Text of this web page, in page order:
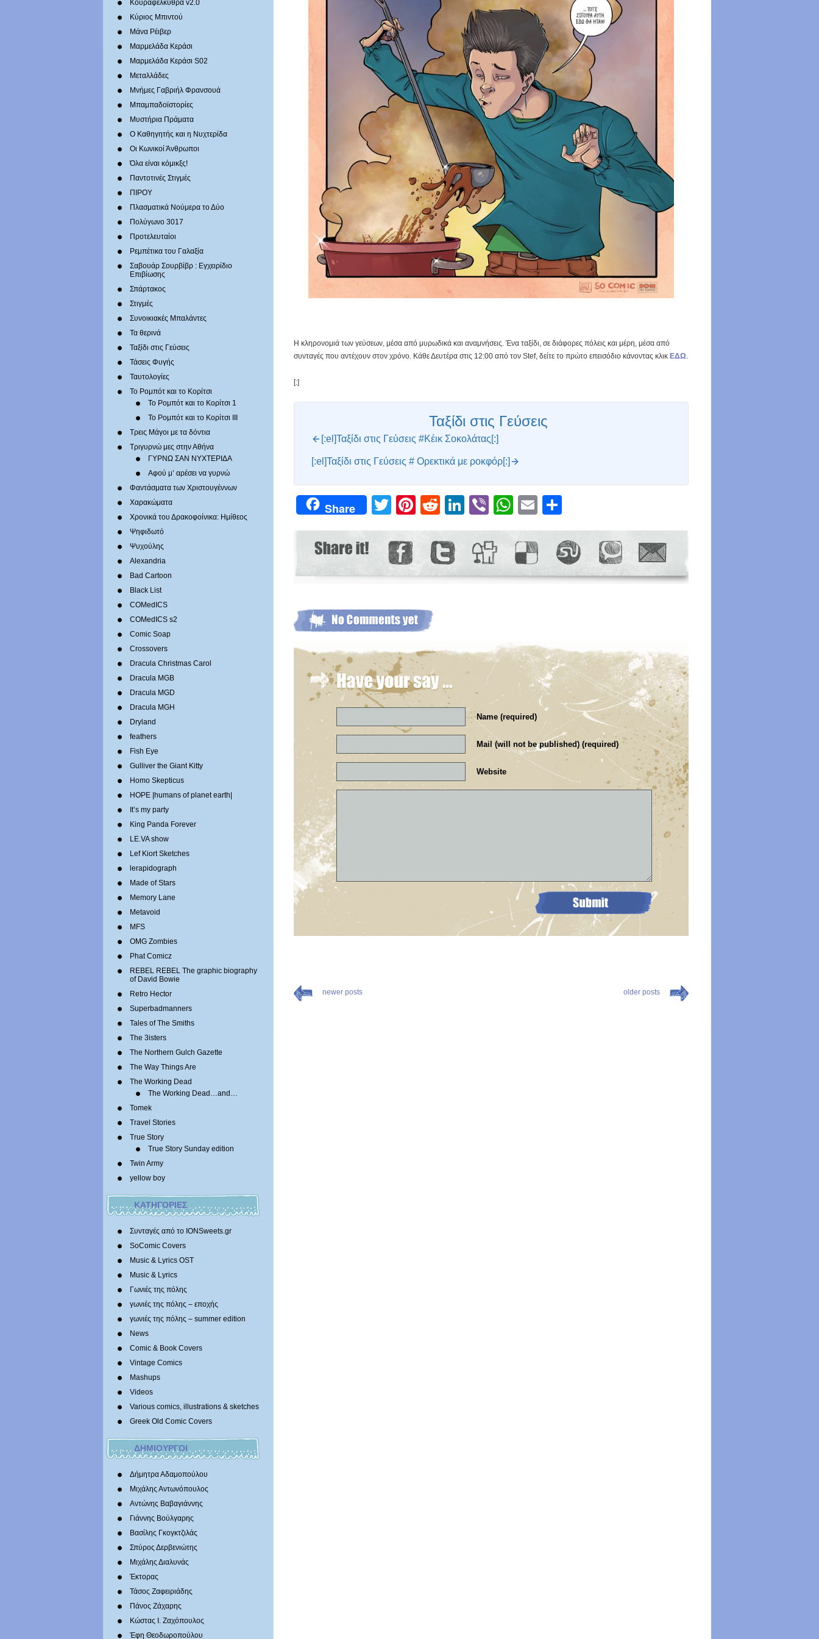
Κουραφέλκυθρα v2.0
Κύριος Μπιντού
Μάνα Ρέιβερ
Μαρμελάδα Κεράσι
Μαρμελάδα Κεράσι S02
Μεταλλάδες
Mνήμες Γαβριήλ Φρανσουά
Μπαμπαδοϊστορίες
Μυστήρια Πράματα
Ο Καθηγητής και η Νυχτερίδα
Οι Κωνικοί Άνθρωποι
Όλα είναι κόμικξς!
Παντοτινές Στιγμές
ΠΙΡΟΥ
Πλασματικά Νούμερα το Δύο
Πολύγωνο 3017
Προτελευταίοι
Ρεμπέτικα του Γαλαξία
Σαβουάρ Σουρβίβρ : Εγχειρίδιο
Επιβίωσης
Σπάρτακος
Στιγμές
Συνοικιακές Μπαλάντες
Τα θερινά
Ταξίδι στις Γεύσεις
Τάσεις Φυγής
Ταυτολογίες
Το Ρομπότ και το Κορίτσι
Το Ρομπότ και το Κορίτσι 1
Το Ρομπότ και το Κορίτσι III
Τρεις Μάγοι με τα δόντια
Τριγυρνώ μες στην Αθήνα
ΓΥΡΝΩ ΣΑΝ ΝΥΧΤΕΡΙΔΑ
Αφού μ’ αρέσει να γυρνώ
Φαντάσματα των Χριστουγέννων
Χαρακώματα
Χρονικά του Δρακοφοίνικα: Ημίθεος
Ψηφιδωτό
Ψυχούλης
Alexandria
Bad Cartoon
Black List
COMedICS
COMedICS s2
Comic Soap
Crossovers
Dracula Christmas Carol
Dracula MGB
Dracula MGD
Dracula MGH
Dryland
feathers
Fish Eye
Gulliver the Giant Kitty
Homo Skepticus
HOPE |humans of planet earth|
It’s my party
King Panda Forever
LE.VA show
Lef Kiort Sketches
lerapidograph
Made of Stars
Memory Lane
Metavoid
MFS
OMG Zombies
Phat Comicz
REBEL REBEL The graphic biography
of David Bowie
Retro Hector
Superbadmanners
Tales of The Smiths
The 3isters
The Northern Gulch Gazette
The Way Things Are
The Working Dead
The Working Dead…and…
Tomek
Travel Stories
True Story
True Story Sunday edition
Twin Army
yellow boy
ΚΑΤΗΓΟΡΙΕΣ
Συνταγές από το IONSweets.gr
SoComic Covers
Music & Lyrics OST
Music & Lyrics
Γωνιές της πόλης
γωνιές της πόλης – εποχής
γωνιές της πόλης – summer edition
News
Comic & Book Covers
Vintage Comics
Mashups
Videos
Various comics, illustrations & sketches
Greek Old Comic Covers
ΔΗΜΙΟΥΡΓΟΙ
Δήμητρα Αδαμοπούλου
Μιχάλης Αντωνόπουλος
Αντώνης Βαβαγιάννης
Γιάννης Βούλγαρης
Βασίλης Γκογκτζιλάς
Σπύρος Δερβενιώτης
Mιχάλης Διαλυνάς
Έκτορας
Τάσος Ζαφειριάδης
Πάνος Ζάχαρης
Κώστας Ι. Ζαχόπουλoς
Έφη Θεοδωροπούλου
H κληρονομιά των γεύσεων, μέσα από μυρωδικά και αναμνήσεις. Ένα ταξίδι, σε διάφορες πόλεις και μέρη, μέσα από
συνταγές που αντέχουν στον χρόνο. Κάθε Δευτέρα στις 12:00 από τον Stef, δείτε το πρώτο επεισόδιο κάνοντας κλικ ΕΔΩ.
[:]
Ταξίδι στις Γεύσεις
[:el]Ταξίδι στις Γεύσεις #Κέικ Σοκολάτας[:]
[:el]Ταξίδι στις Γεύσεις # Ορεκτικά με ροκφόρ[:]
Share Twitter
Pinterest
RedditLinkedIn
ViberWhatsApp
Email
Name (required)
Mail (will not be published) (required)
Website
newer posts older posts